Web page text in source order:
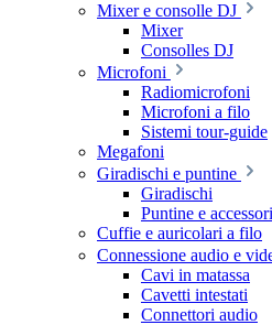
Mixer e consolle DJ
Mixer
Consolles DJ
Microfoni
Radiomicrofoni
Microfoni a filo
Sistemi tour-guide
Megafoni
Giradischi e puntine
Giradischi
Puntine e
Cuffie e auricolari a filo
Connessione audio e
Cavi in matassa
Cavetti intestati
Connettori audio